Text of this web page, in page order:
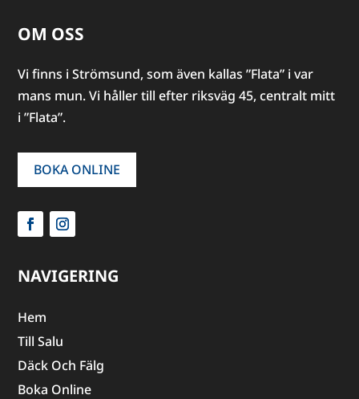
OM OSS
Vi finns i Strömsund, som även kallas ”Flata” i var
mans mun. Vi håller till efter riksväg 45, centralt mitt
i ”Flata”.
BOKA ONLINE
NAVIGERING
Hem
Till Salu
Däck Och Fälg
Boka Online